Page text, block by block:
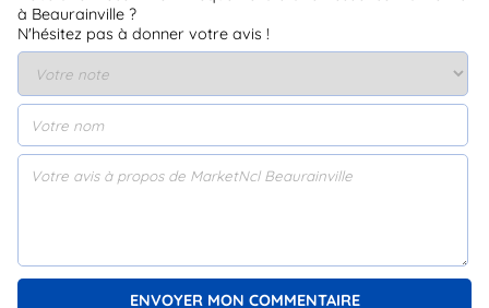
à Beaurainville ?
N'hésitez pas à donner votre avis !